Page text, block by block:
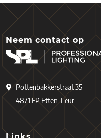
Neem contact op
Pottenbakkerstraat 35
4871 EP Etten-Leur